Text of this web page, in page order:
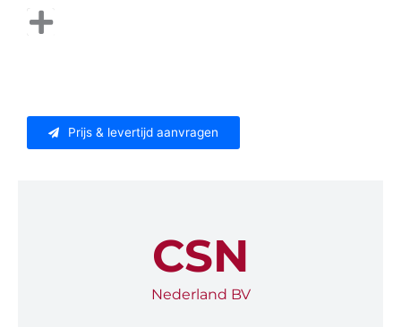
Prijs & levertijd aanvragen
CSN
Nederland BV